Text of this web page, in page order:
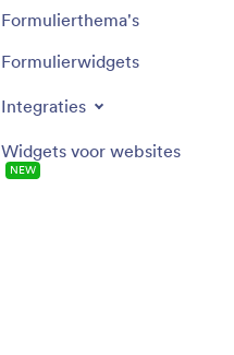
Formulierthema's
Formulierwidgets
Integraties
Widgets voor websites
NEW